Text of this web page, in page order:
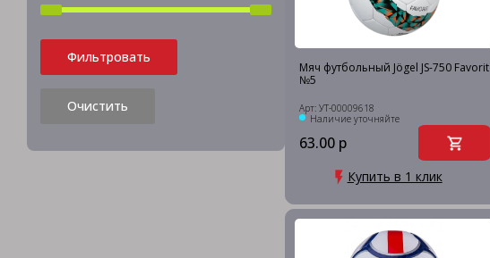
Фильтровать
Очистить
Мяч футбольный Jögel JS-750 Favorit
№5
Арт: УТ-00009618
Наличие уточняйте
63.00 р
Купить в 1 клик